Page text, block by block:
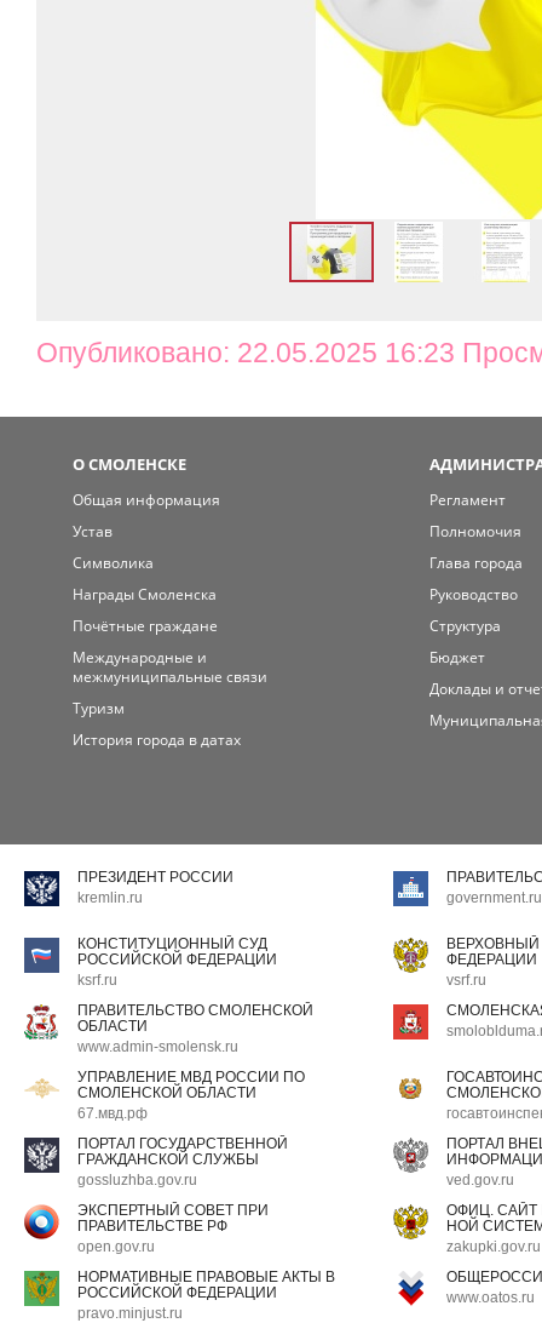
Опубликовано: 22.05.2025 16:23
О СМОЛЕНСКЕ
Общая информация
Устав
Символика
Награды Смоленска
Почётные граждане
Международные и
межмуниципальные связи
Туризм
История города в датах
Регламент
Полномочия
Глава города
Руководство
Структура
Бюджет
Доклады и
ПРЕЗИДЕНТ РОССИИ
kremlin.ru
government.ru
КОНСТИТУЦИОННЫЙ СУД
РОССИЙСКОЙ ФЕДЕРАЦИИ
ksrf.ru
ФЕДЕРАЦИИ
vsrf.ru
ПРАВИТЕЛЬСТВО СМОЛЕНСКОЙ
ОБЛАСТИ
www.admin-smolensk.ru
УПРАВЛЕНИЕ МВД РОССИИ ПО
СМОЛЕНСКОЙ ОБЛАСТИ
67.мвд.рф
ПОРТАЛ ГОСУДАРСТВЕННОЙ
ГРАЖДАНСКОЙ СЛУЖБЫ
gossluzhba.gov.ru
ПОРТАЛ
ved.gov.ru
ЭКСПЕРТНЫЙ СОВЕТ ПРИ
ПРАВИТЕЛЬСТВЕ РФ
open.gov.ru
ОФИЦ.
НОЙ
zakupki.gov.ru
НОРМАТИВНЫЕ ПРАВОВЫЕ АКТЫ В
РОССИЙСКОЙ ФЕДЕРАЦИИ
pravo.minjust.ru
www.oatos.ru